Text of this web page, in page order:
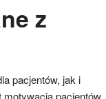
z
pacjentów, jak i
pacjentów